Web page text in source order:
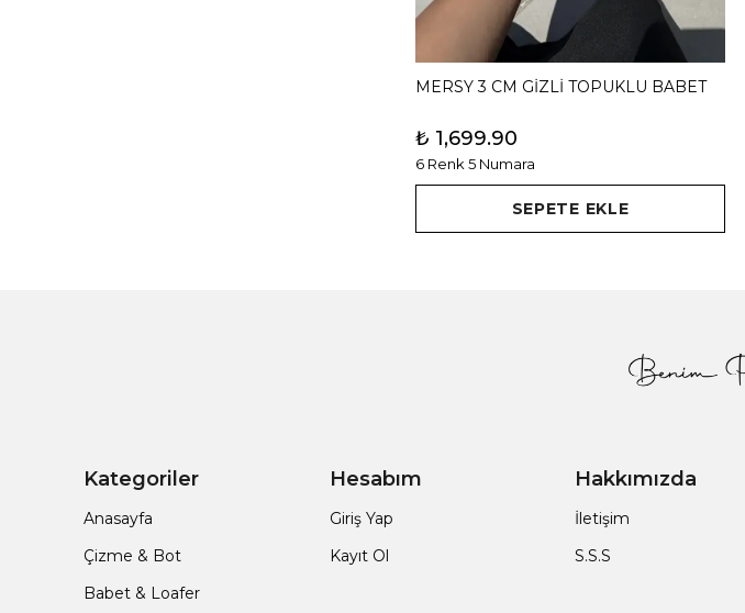
MERSY 3 CM GİZLİ TOPUKLU BABET
₺ 1,699.90
6 Renk 5 Numara
SEPETE EKLE
Kategoriler
Anasayfa
Çizme & Bot
Babet & Loafer
Hesabım
Giriş Yap
Kayıt Ol
Hakkımızda
İletişim
S.S.S